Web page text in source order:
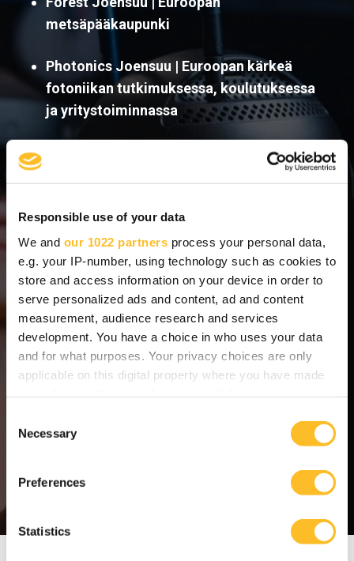
Responsible use of your data
We and our 1022 partners process your personal data,
e.g. your IP-number, using technology such as cookies to
store and access information on your device in order to
serve personalized ads and content, ad and content
measurement, audience research and services
development. You have a choice in who uses your data
and for what purposes. Your privacy choices are only
applicable on this digital property where you have made
the Privacy trigger icon.
Collect information about your geographical
meters
Identify your device by actively scanning it for
Necessary
Preferences
Statistics
metsäpääkaupunki
Photonics Joensuu | Euroopan kärkeä
fotoniikan tutkimuksessa, koulutuksessa
ja yritystoiminnassa
Puolustus- ja
kaksoiskäyttöteknologioiden testaus- ja
20 000 opiskelijaa ja kansainvälinen
osaajayhteisö vahvistamassa yritysten
osaaja- ja rekrytointipoolia
Suomen ainoaFotoniikan DI-koulutus
200 metallialan yritystä ja
ja osaajille